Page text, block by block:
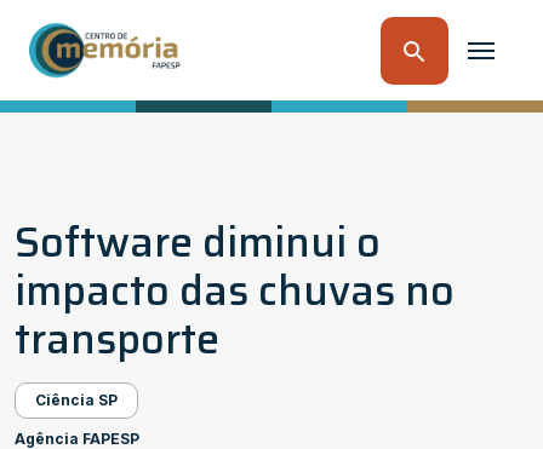
Software diminui o
impacto das chuvas no
transporte
Ciência SP
Agência FAPESP